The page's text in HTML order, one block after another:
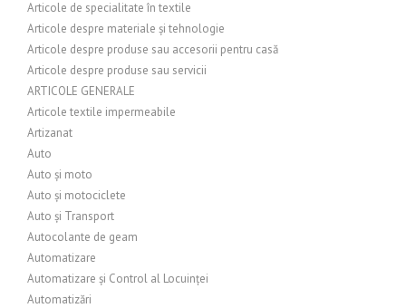
Articole de specialitate în textile
Articole despre materiale și tehnologie
Articole despre produse sau accesorii pentru casă
Articole despre produse sau servicii
ARTICOLE GENERALE
Articole textile impermeabile
Artizanat
Auto
Auto și moto
Auto și motociclete
Auto și Transport
Autocolante de geam
Automatizare
Automatizare și Control al Locuinței
Automatizări